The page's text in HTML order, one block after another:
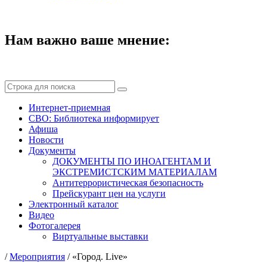
Нам важно ваше мнение:
Интернет-приемная
СВО: Библиотека информирует
Афиша
Новости
Документы
ДОКУМЕНТЫ ПО ИНОАГЕНТАМ И
ЭКСТРЕМИСТСКИМ МАТЕРИАЛАМ
Антитеррористическая безопасность
Прейскурант цен на услуги
Электронный каталог
Видео
Фотогалерея
Виртуальные выставки
/Мероприятия / «Город. Live»